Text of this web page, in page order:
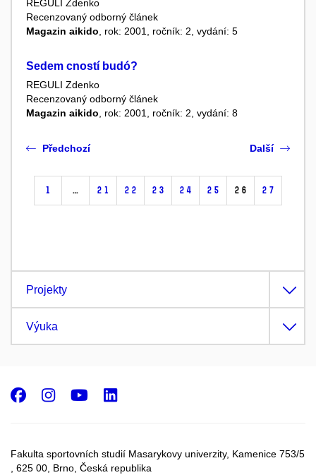
REGULI Zdenko
Recenzovaný odborný článek
Magazin aikido, rok: 2001, ročník: 2, vydání: 5
Sedem cností budó?
REGULI Zdenko
Recenzovaný odborný článek
Magazin aikido , rok: 2001, ročník: 2, vydání: 8
Předchozí
1 … 21 22 23 24 25 26 27
Další
Projekty
Výuka
Fakulta sportovních studií Masarykovy univerzity, Kamenice 753/5​
, 625 00, Brno, Česká republika
Facebook
Instagram
Youtube
LinkedIn